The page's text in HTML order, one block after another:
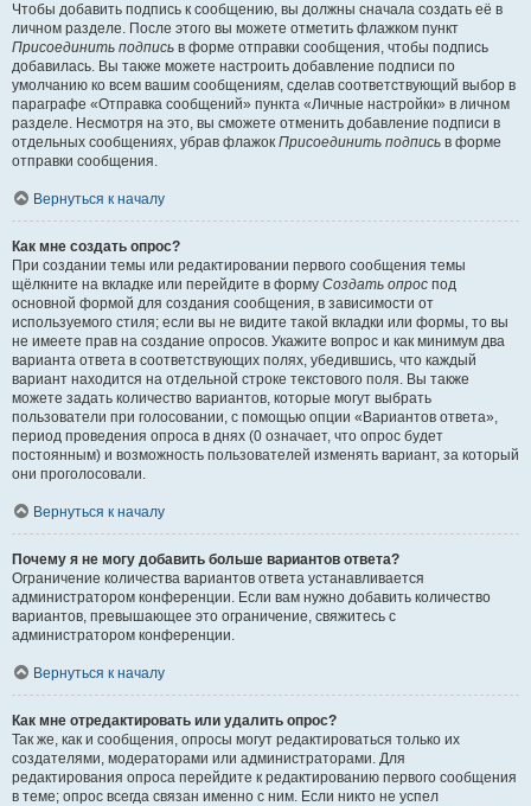
Чтобы добавить подпись к сообщению, вы должны сначала создать её в
личном разделе. После этого вы можете отметить флажком пункт
Присоединить подпись в форме отправки сообщения, чтобы подпись
добавилась. Вы также можете настроить добавление подписи по
умолчанию ко всем вашим сообщениям, сделав соответствующий выбор в
параграфе «Отправка сообщений» пункта «Личные настройки» в личном
разделе. Несмотря на это, вы сможете отменить добавление подписи в
отдельных сообщениях, убрав флажок Присоединить подпись в форме
отправки сообщения.
Вернуться к началу
Как мне создать опрос?
При создании темы или редактировании первого сообщения темы
щёлкните на вкладке или перейдите в форму Создать опрос под
основной формой для создания сообщения, в зависимости от
используемого стиля; если вы не видите такой вкладки или формы, то вы
не имеете прав на создание опросов. Укажите вопрос и как минимум два
варианта ответа в соответствующих полях, убедившись, что каждый
вариант находится на отдельной строке текстового поля. Вы также
можете задать количество вариантов, которые могут выбрать
пользователи при голосовании, с помощью опции «Вариантов ответа»,
период проведения опроса в днях (0 означает, что опрос будет
постоянным) и возможность пользователей изменять вариант, за который
они проголосовали.
Вернуться к началу
Почему я не могу добавить больше вариантов ответа?
Ограничение количества вариантов ответа устанавливается
администратором конференции. Если вам нужно добавить количество
вариантов, превышающее это ограничение, свяжитесь с
администратором конференции.
Вернуться к началу
Как мне отредактировать или удалить опрос?
Так же, как и сообщения, опросы могут редактироваться только их
создателями, модераторами или администраторами. Для
редактирования опроса перейдите к редактированию первого сообщения
в теме; опрос всегда связан именно с ним. Если никто не успел